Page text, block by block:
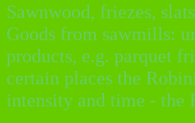
Sawnwood, friezes, slats
Goods from sawmills:
products, e.g. parquet
certain places the
intensity and time - the